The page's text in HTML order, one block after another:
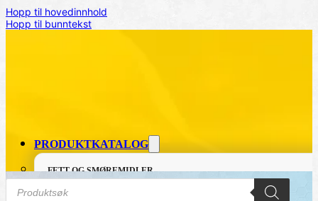
Hopp til hovedinnhold
Hopp til bunntekst
PRODUKTKATALOG
FETT OG SMØREMIDLER
GRUNNING OG LAKK
Products
search